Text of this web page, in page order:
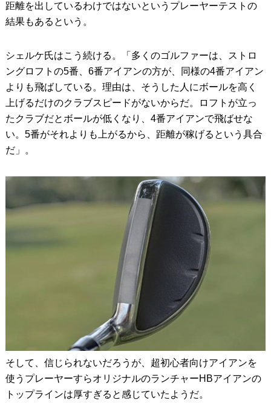
距離を出しているわけではないというプレーヤーテストの
結果もあるという。
シェルケ氏はこう続ける。「多くのゴルファーは、ストロ
ングロフトの5番、6番アイアンの方が、同様の4番アイアン
よりも飛ばしている。理由は、そうした人にボールを高く
上げるだけのクラブスピードがないからだ。ロフトが立っ
たクラブだとボールが低くなり、4番アイアンで飛ばせな
い。5番がそれよりも上がるから、距離が稼げるという具合
だ」。
そして、信じられないだろうが、超初心者向けアイアンを
使うプレーヤーすらオリジナルのランチャーHBアイアンの
トップラインは厚すぎると感じていたようだ。